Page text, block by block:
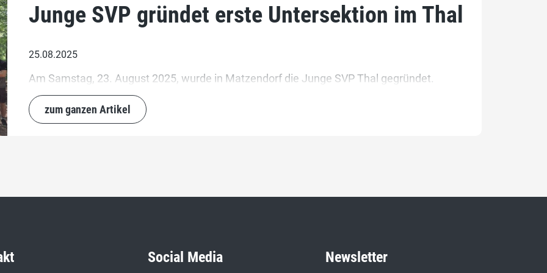
Junge SVP gründet erste Untersektion im Thal
25.08.2025
Am Samstag, 23. August 2025, wurde in Matzendorf die Junge SVP Thal gegründet.
zum ganzen Artikel
Social Media Newsletter